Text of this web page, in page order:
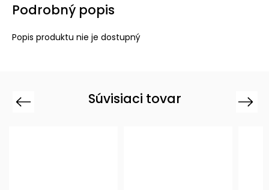
Podrobný popis
Popis produktu nie je dostupný
Súvisiaci tovar
Previous Next